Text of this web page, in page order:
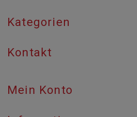
Kategorien
Kontakt
Mein Konto